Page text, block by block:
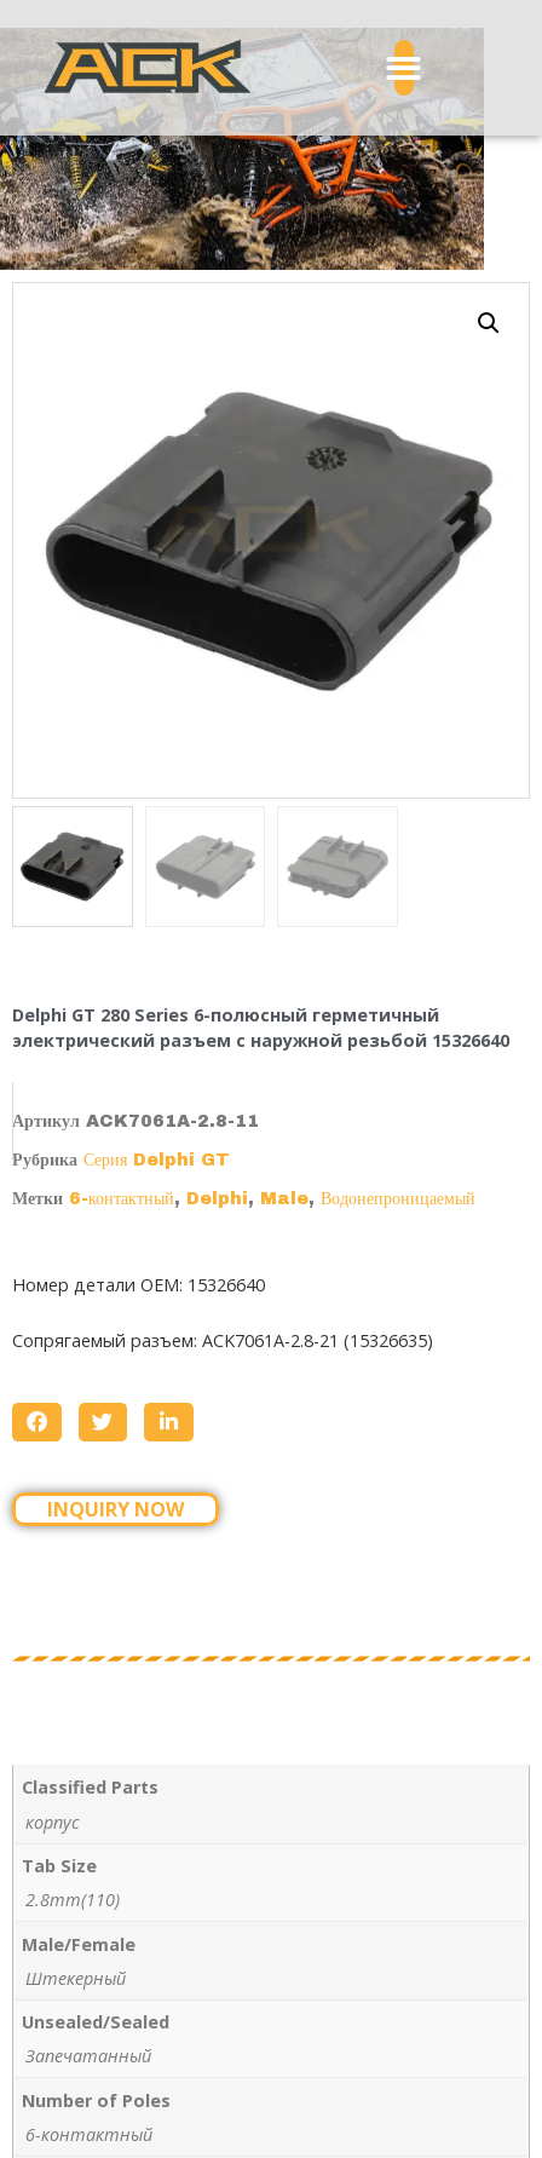
Delphi GT 280 Series 6-полюсный герметичный
электрический разъем с наружной резьбой 15326640
Артикул ACK7061A-2.8-11
Рубрика Серия Delphi GT
Метки 6-контактный, Delphi, Male, Водонепроницаемый
Номер детали OEM: 15326640
Сопрягаемый разъем: ACK7061A-2.8-21 (15326635)
INQUIRY NOW
Classified Parts
корпус
Tab Size
2.8mm(110)
Male/Female
Штекерный
Unsealed/Sealed
Запечатанный
Number of Poles
6-контактный